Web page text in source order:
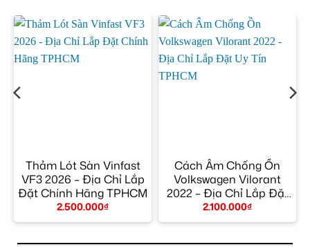
Thảm Lót Sàn Vinfast
VF3 2026 – Địa Chỉ Lắp
Đặt Chính Hãng TPHCM
2.500.000₫
Cách Âm Chống Ồn
Volkswagen Vilorant
2022 – Địa Chỉ Lắp Đặt
Uy Tín TPHCM
2.100.000₫